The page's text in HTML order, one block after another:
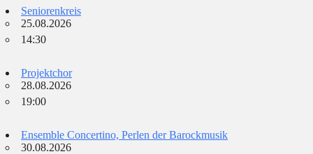
Seniorenkreis
25.08.2026
14:30
Projektchor
28.08.2026
19:00
Ensemble Concertino, Perlen der Barockmusik
30.08.2026